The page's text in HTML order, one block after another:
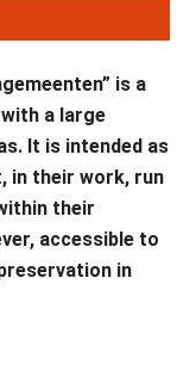
is a
a large
It is intended as
in their work, run
their
accessible to
in